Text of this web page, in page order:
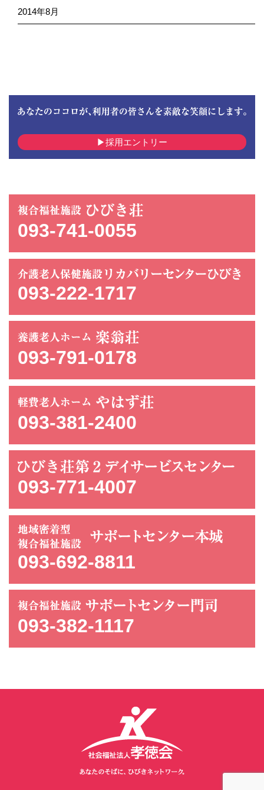
2014年8月
採用エントリー
093-741-0055
093-222-1717
093-791-0178
093-381-2400
093-771-4007
093-692-8811
093-382-1117